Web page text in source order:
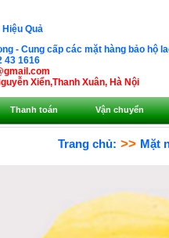
Quả
- Cung cấp các mặt hàng bảo hộ
43 1616
Xiển,Thanh Xuân, Hà Nội
Thanh toán Vận chuyển
Trang chủ: >> Mặt